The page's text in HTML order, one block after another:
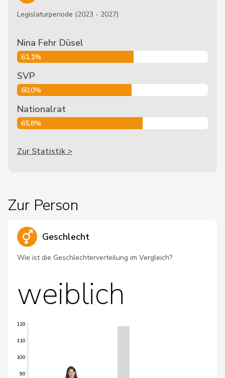
Legislaturperiode (2023 - 2027)
Nina Fehr Düsel
61,1%
SVP
60,0%
Nationalrat
65,8%
Zur Statistik >
Zur Person
Geschlecht
Wie ist die Geschlechterverteilung im Vergleich?
weiblich
90
100
110
120